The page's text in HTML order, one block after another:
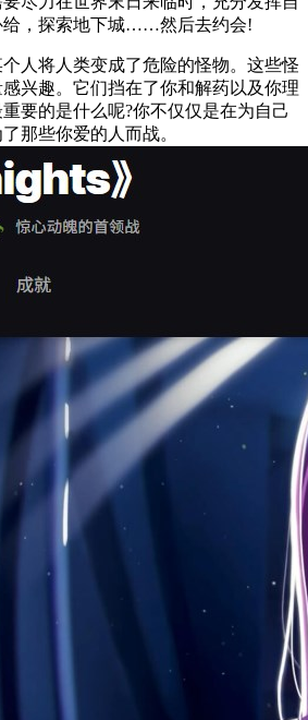
给，探索地下城……然后去约会!
人将人类变成了危险的怪物。这些怪
兴趣。它们挡在了你和解药以及你理
要的是什么呢?你不仅仅是在为自己
那些你爱的人而战。